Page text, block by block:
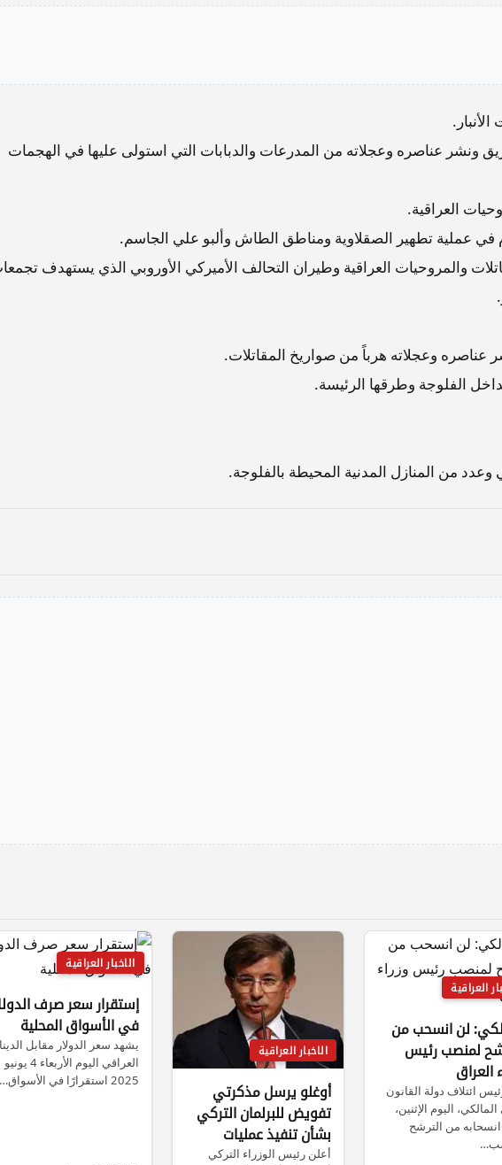
ونشر عناصره وعجلاته من المدرعات والدبابات التي استولى عليها في الهجمات
العراقية.
في عملية تطهير الصقلاوية ومناطق الطاش وألبو علي الجاسم.
والمروحيات العراقية وطيران التحالف الأميركي الأوروبي الذي يستهدف
وعجلاته هرباً من صواريخ المقاتلات.
الفلوجة وطرقها الرئيسة.
من المنازل المدنية المحيطة بالفلوجة.
العراقية
لن انسحب من
لمنصب رئيس
العراق
ائتلاف دولة القانون
اليوم الإثنين،
من الترشح
الاخبار العراقية
أوغلو يرسل مذكرتي
تفويض للبرلمان التركي
بشأن تنفيذ عمليات
عسكرية في العراق
أعلن رئيس الوزراء التركي
الاخبار العراقية
إستقرار سعر صرف
في الأسواق المحلية
يشهد سعر الدولار مقابل
العراقي اليوم الأربعاء 4 يونيو
2025 استقرارًا في الأسواق…